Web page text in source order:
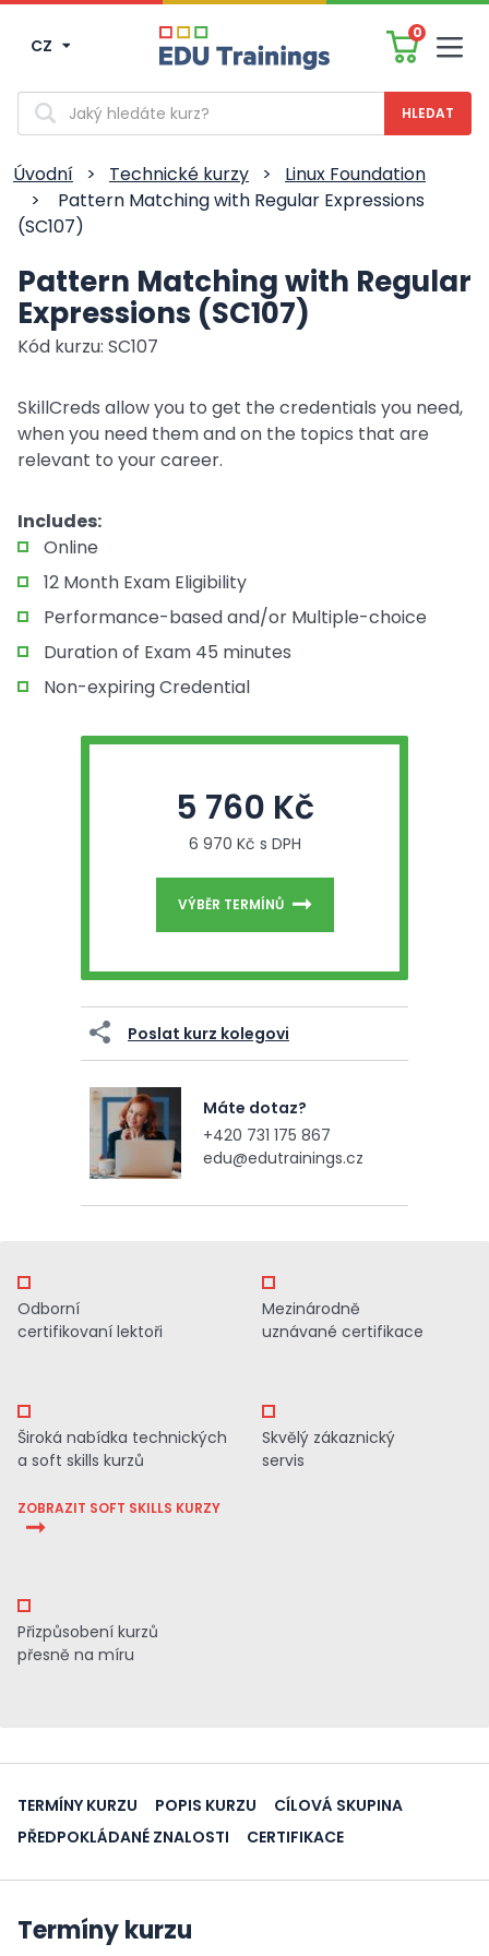
CZ
0
Vyhledávání
Úvodní > Technické kurzy >
Linux Foundation
>
Pattern Matching with Regular Expressions
(SC107)
Pattern Matching with Regular
Expressions (SC107)
Kód kurzu: SC107
SkillCreds allow you to get the credentials you need,
when you need them and on the topics that are
relevant to your career.
Includes:
Online
12 Month Exam Eligibility
Performance-based and/or Multiple-choice
Duration of Exam 45 minutes
Non-expiring Credential
5 760 Kč
6 970 Kč s DPH
VÝBĚR TERMÍNŮ
Poslat kurz kolegovi
Máte dotaz?
+420 731 175 867
edu@edutrainings.cz
Odborní
certifikovaní lektoři
Mezinárodně
uznávané certifikace
Široká nabídka technických
a soft skills kurzů
ZOBRAZIT SOFT SKILLS KURZY
Skvělý zákaznický
servis
Přizpůsobení kurzů
přesně na míru
TERMÍNY KURZU POPIS KURZU
CÍLOVÁ SKUPINA
PŘEDPOKLÁDANÉ ZNALOSTI
CERTIFIKACE
Termíny kurzu